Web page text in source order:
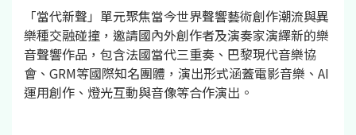
「當代新聲」單元聚焦當今世界聲響藝術創作潮流與異
樂種交融碰撞，邀請國內外創作者及演奏家演繹新的樂
音聲響作品，包含法國當代三重奏、巴黎現代音樂協
會、GRM等國際知名團體，演出形式涵蓋電影音樂、AI
運用創作、燈光互動與音像等合作演出。